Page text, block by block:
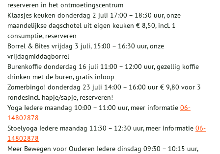
reserveren in het ontmoetingscentrum
Klaasjes keuken donderdag 2 juli 17:00 – 18:30 uur, onze
maandelijkse dagschotel uit eigen keuken € 8,50, incl. 1
consumptie, reserveren
Borrel & Bites vrijdag 3 juli, 15:00 – 16:30 uur, onze
vrijdagmiddagborrel
Burenkoffie donderdag 16 juli 11:00 – 12:00 uur, gezellig koffie
drinken met de buren, gratis inloop
Zomerbingo! donderdag 23 juli 14:00 – 16:00 uur € 9,80 voor 3
rondesincl. hapje/sapje, reserveren!
Yoga Iedere maandag 10:00 – 11:00 uur, meer informatie 06-
14802878
Stoelyoga Iedere maandag 11:30 – 12:30 uur, meer informatie 06-
14802878
Meer Bewegen voor Ouderen Iedere dinsdag 09:30 – 10:15 uur,